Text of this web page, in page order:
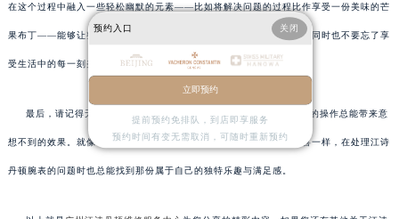
在这个过程中融入一些轻松幽默的元素——比如将解决问题的过程比作享受一份美味的芒
果布丁——能够让整个过程变得更加有趣和愉悦。记住，在追求精准的同时也不要忘了享
受生活中的每一刻美好时光。
最后，请记得无论面对多小的问题或挑战，保持乐观的态度和细致的操作总能带来意
想不到的效果。就像一杯完美的芒果布丁总能在舌尖上绽放出无限惊喜一样，在处理江诗
丹顿腕表的问题时也总能找到那份属于自己的独特乐趣与满足感。
预约入口 关闭
立即预约
提前预约免排队，到店即享服务
预约时间有变无需取消，可随时重新预约